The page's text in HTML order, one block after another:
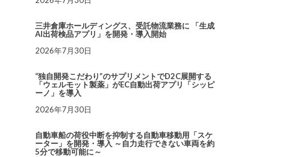
三井倉庫ホールディングス、受託物流業務に 「生成
AI出荷検品アプリ」を開発・導入開始
2026年7月30日
“独自開発こだわり”のサプリメントでD2C展開する
「ウェルモット製薬」がEC自動出荷アプリ「シッピ
ーノ」を導入
2026年7月30日
自動車船の荷役中断を抑制する自動車移動用「スケ
ーター」を開発・導入 ～自力走行できない車両を約
5分で移動可能に～